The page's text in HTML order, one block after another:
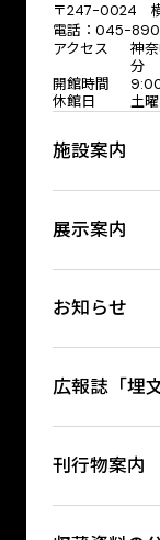
〒247-0024 横
電話：045-
アクセス
神
分
開館時間
休館日
土
施設案内
展示案内
お知らせ
広報誌「埋
刊行物案内